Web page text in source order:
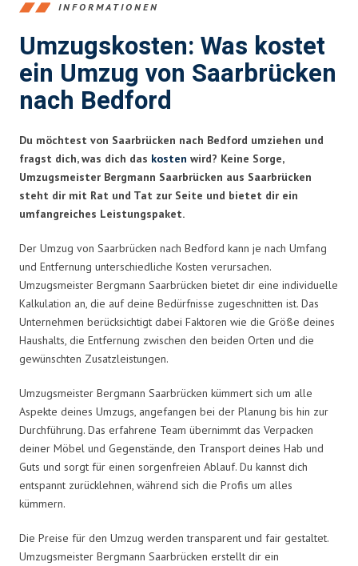
INFORMATIONEN
Umzugskosten: Was kostet
ein Umzug von Saarbrücken
nach Bedford
Du möchtest von Saarbrücken nach Bedford umziehen und
fragst dich, was dich das kosten wird? Keine Sorge,
Umzugsmeister Bergmann Saarbrücken aus Saarbrücken
steht dir mit Rat und Tat zur Seite und bietet dir ein
umfangreiches Leistungspaket.
Der Umzug von Saarbrücken nach Bedford kann je nach Umfang
und Entfernung unterschiedliche Kosten verursachen.
Umzugsmeister Bergmann Saarbrücken bietet dir eine individuelle
Kalkulation an, die auf deine Bedürfnisse zugeschnitten ist. Das
Unternehmen berücksichtigt dabei Faktoren wie die Größe deines
Haushalts, die Entfernung zwischen den beiden Orten und die
gewünschten Zusatzleistungen.
Umzugsmeister Bergmann Saarbrücken kümmert sich um alle
Aspekte deines Umzugs, angefangen bei der Planung bis hin zur
Durchführung. Das erfahrene Team übernimmt das Verpacken
deiner Möbel und Gegenstände, den Transport deines Hab und
Guts und sorgt für einen sorgenfreien Ablauf. Du kannst dich
entspannt zurücklehnen, während sich die Profis um alles
kümmern.
Die Preise für den Umzug werden transparent und fair gestaltet.
Umzugsmeister Bergmann Saarbrücken erstellt dir ein